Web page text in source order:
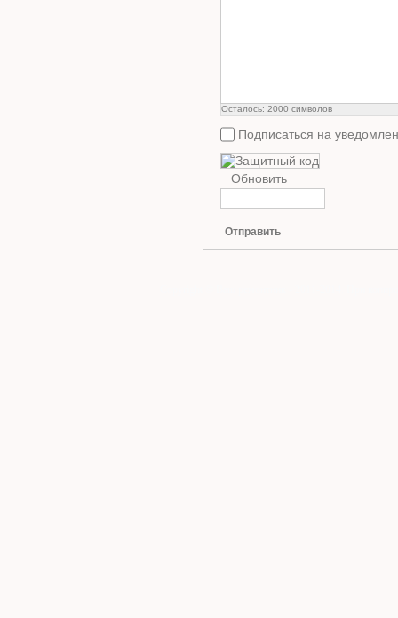
Осталось: 2000 символов
Подписаться на
Обновить
Отправить